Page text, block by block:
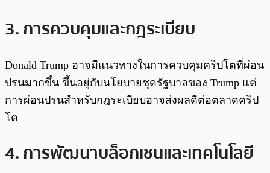
3. การควบคุมและกฎระเบียบ
Donald Trump อาจมีแนวทางในการควบคุมคริปโตที่ผ่อน
ปรนมากขึ้น ขึ้นอยู่กับนโยบายชุดรัฐบาลของ Trump แต่
การผ่อนปรนสำหรับกฎระเบียบอาจส่งผลดีต่อตลาดคริป
โต
4. การพัฒนาบล็อกเชนและเทคโนโลยี